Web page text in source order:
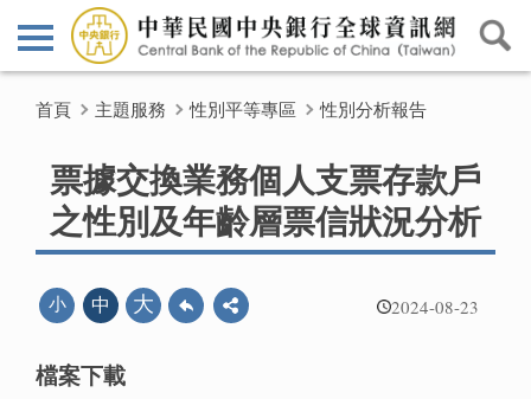
首頁 主題服務 性別平等專區 性別分析報告
票據交換業務個人支票存款戶
之性別及年齡層票信狀況分析
2024-08-23
小 中 大
檔案下載